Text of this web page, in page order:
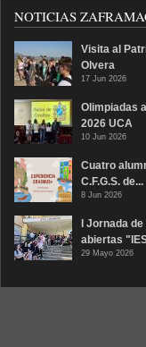
NOTICIAS
Visita al
Olvera
17 Jun 2026
Olimpiadas
2026 UCA
10 Jun 2026
Cuatro
C.F.G.S. de...
8 Jun 2026
I Jornada
abiertas
29 Mayo 2026